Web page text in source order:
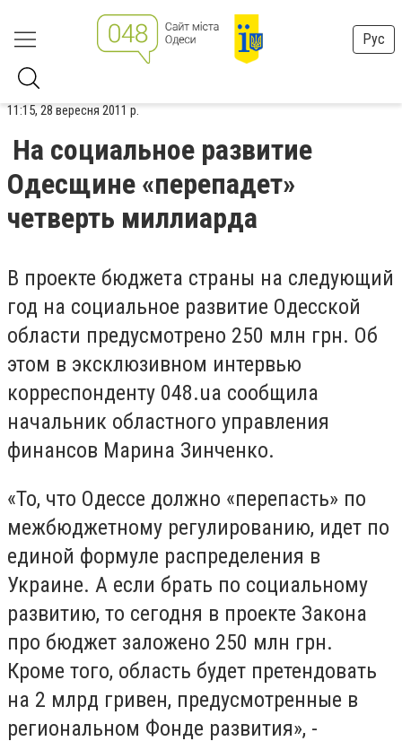
Рус
11:15, 28 вересня 2011 р.
На социальное развитие
Одесщине «перепадет»
четверть миллиарда
В проекте бюджета страны на следующий
год на социальное развитие Одесской
области предусмотрено 250 млн грн. Об
этом в эксклюзивном интервью
корреспонденту 048.ua сообщила
начальник областного управления
финансов Марина Зинченко.
«То, что Одессе должно «перепасть» по
межбюджетному регулированию, идет по
единой формуле распределения в
Украине. А если брать по социальному
развитию, то сегодня в проекте Закона
про бюджет заложено 250 млн грн.
Кроме того, область будет претендовать
на 2 млрд гривен, предусмотренные в
региональном Фонде развития», -